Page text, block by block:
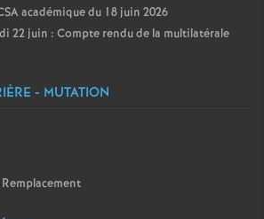
académique du 18 juin 2026
22 juin : Compte rendu de la multilatérale
- MUTATION